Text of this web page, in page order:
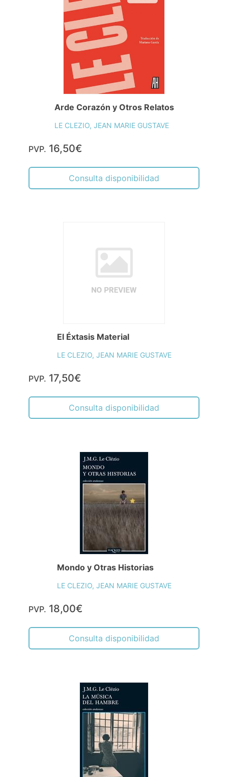
Arde Corazón y Otros Relatos
LE CLEZIO, JEAN MARIE GUSTAVE
PVP. 16,50€
Consulta disponibilidad
El Éxtasis Material
LE CLEZIO, JEAN MARIE GUSTAVE
PVP. 17,50€
Consulta disponibilidad
Mondo y Otras Historias
LE CLEZIO, JEAN MARIE GUSTAVE
PVP. 18,00€
Consulta disponibilidad